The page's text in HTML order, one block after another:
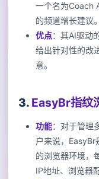
一个名为Coach
的频道增长建议。
优点：其AI驱动
给出针对性的改
意。
3. EasyBr指纹
功能：对于管理
户来说，EasyBr
的浏览器环境，
IP地址、浏览器